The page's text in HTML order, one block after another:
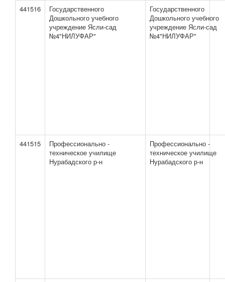
441516
Государственного
Дошкольного учебного
учреждение Ясли-сад
№4"НИЛУФАР"
Государственного
Дошкольного учебного
учреждение Ясли-сад
№4"НИЛУФАР"
441515
Профессионально -
техническое училище
Нурабадского р-н
Профессионально -
техническое училище
Нурабадского р-н